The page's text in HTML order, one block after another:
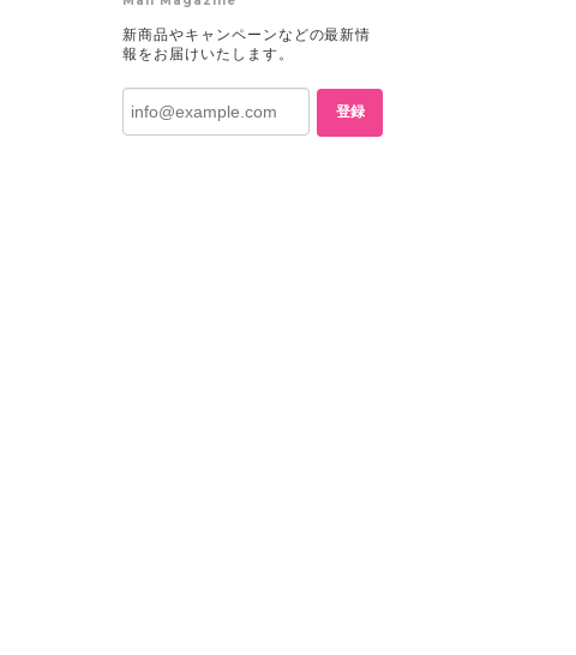
新商品やキャンペーンなどの最新情
報をお届けいたします。
登録